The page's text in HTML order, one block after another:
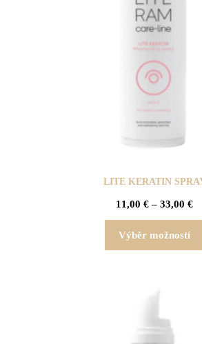
LITE KERATIN
11,00 € – 33,00 €
Výběr možností